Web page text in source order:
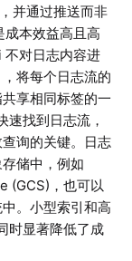
并通过推送而非
本效益高且高
不对日志内容进
将每个日志流的
享相同标签的一
速找到日志流，
询的关键。日志
储中，例如
(GCS)，也可以
。小型索引和高
时显著降低了成